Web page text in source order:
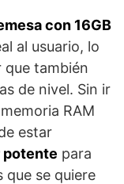
con 16GB
al usuario, lo
que también
de nivel. Sin ir
RAM
estar
potente para
que se quiere